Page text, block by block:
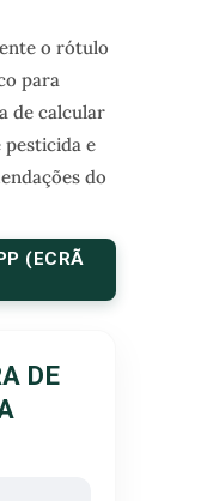
o rótulo
para
de calcular
pesticida e
do
(ECRÃ
DE